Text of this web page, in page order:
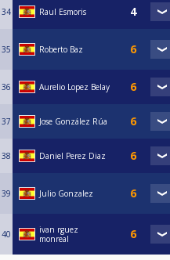
34 Raul Esmoris
35 Roberto Baz
36 Aurelio Lopez Belay
37 Jose González Rúa
38 Daniel Perez Diaz
39 Julio Gonzalez
40
ivan rguez
monreal